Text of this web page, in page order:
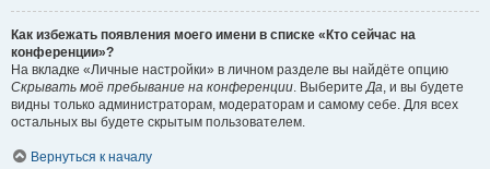
Как избежать появления моего имени в списке «Кто сейчас на
конференции»?
На вкладке «Личные настройки» в личном разделе вы найдёте опцию
Скрывать моё пребывание на конференции. ВыберитеДа, и вы будете
видны только администраторам, модераторам и самому себе. Для всех
остальных вы будете скрытым пользователем.
Вернуться к началу